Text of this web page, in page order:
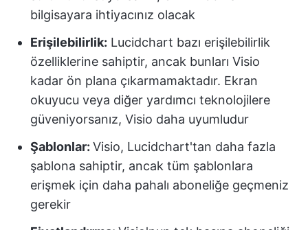
bilgisayara ihtiyacınız olacak
Erişilebilirlik: Lucidchart bazı erişilebilirlik
özelliklerine sahiptir, ancak bunları Visio
kadar ön plana çıkarmamaktadır. Ekran
okuyucu veya diğer yardımcı teknolojilere
güveniyorsanız, Visio daha uyumludur
Şablonlar: Visio, Lucidchart'tan daha fazla
şablona sahiptir, ancak tüm şablonlara
erişmek için daha pahalı aboneliğe geçmeniz
gerekir